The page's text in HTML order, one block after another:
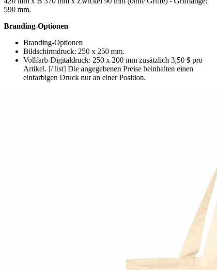
590 mm.
Branding-Optionen
Branding-Optionen
Bildschirmdruck: 250 x 250 mm.
Vollfarb-Digitaldruck: 250 x 200 mm zusätzlich 3,50 $ pro
Artikel. [/ list] Die angegebenen Preise beinhalten einen
einfarbigen Druck nur an einer Position.